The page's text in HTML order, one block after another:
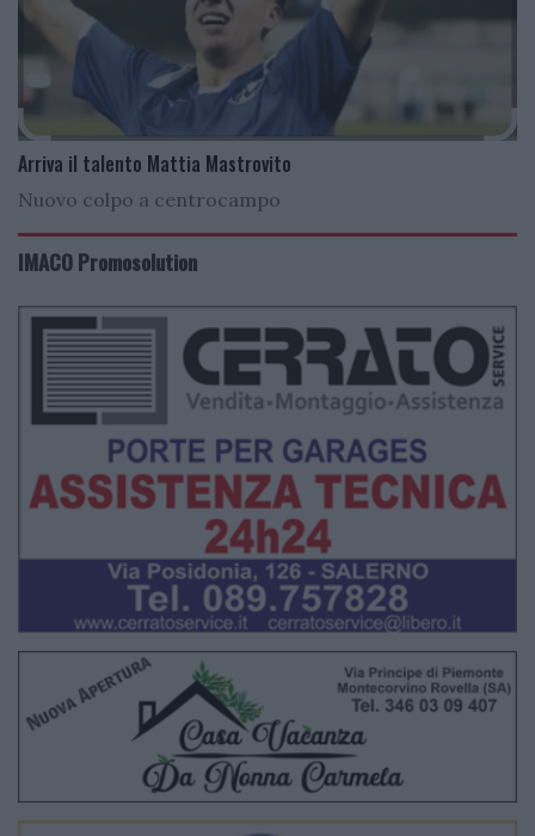
Arriva il talento Mattia Mastrovito
Nuovo colpo a centrocampo
IMACO Promosolution